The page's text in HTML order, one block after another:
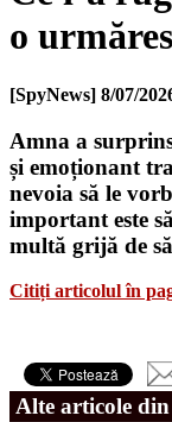
o
[SpyNews] 8/07/
Amna a
și emoționant
nevoia să le
important este
multă grijă de
Citiți articolul în
Alte articole din